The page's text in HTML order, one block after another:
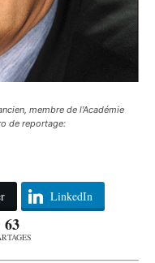
membre de l'Académie
de reportage:
LinkedIn
63